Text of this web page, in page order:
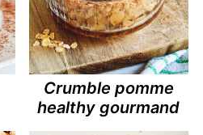
Crumble pomme
healthy gourmand